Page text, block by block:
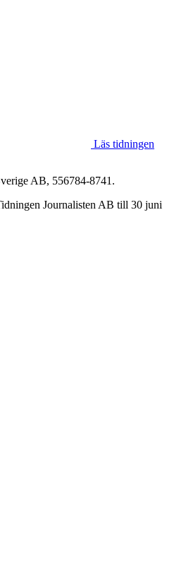
Läs tidningen
AB, 556784-8741.
Journalisten AB till 30 juni